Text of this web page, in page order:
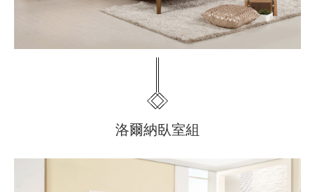
洛爾納臥室組